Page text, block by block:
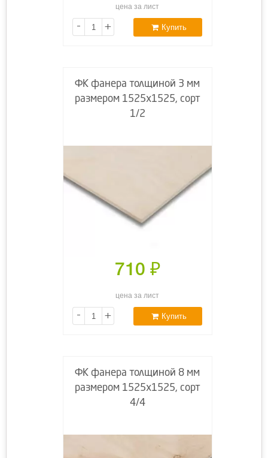
цена за лист
- + Купить
ФК фанера толщиной 3 мм
размером 1525х1525, сорт
1/2
710 ₽
цена за лист
- + Купить
ФК фанера толщиной 8 мм
размером 1525х1525, сорт
4/4